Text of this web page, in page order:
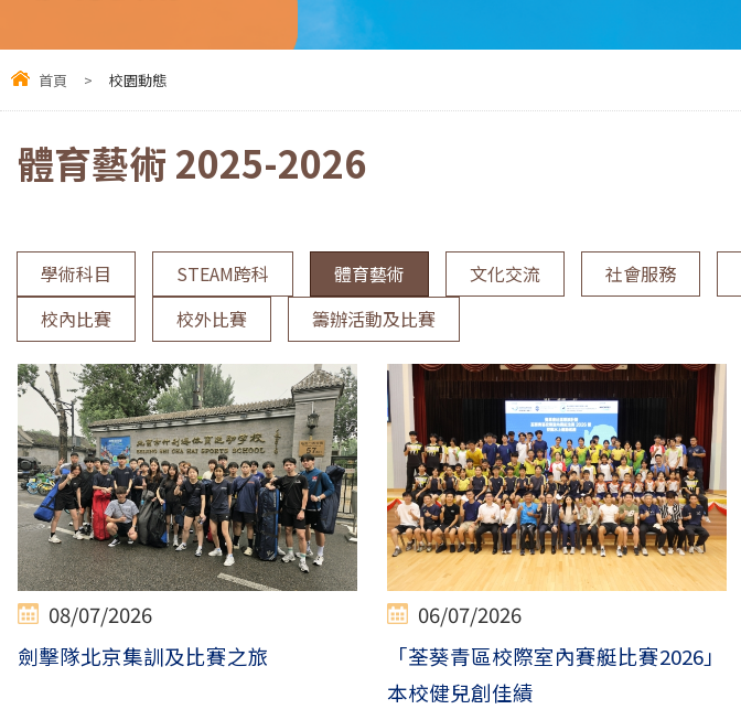
首頁 > 校園動態
體育藝術 2025-2026
學術科目
STEAM跨科 體育藝術 文化交流 社會服務
校內比賽
校外比賽 籌辦活動及比賽
08/07/2026
劍擊隊北京集訓及比賽之旅
06/07/2026
「荃葵青區校際室內賽艇比賽2026」
本校健兒創佳績